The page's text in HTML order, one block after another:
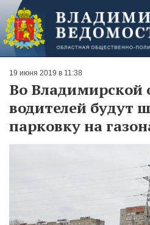
19 июня 2019 в 11:38
Во Владимирской
водителей будут
парковку на